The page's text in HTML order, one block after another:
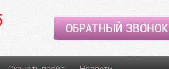
ОБРАТНЫЙ ЗВОНОК